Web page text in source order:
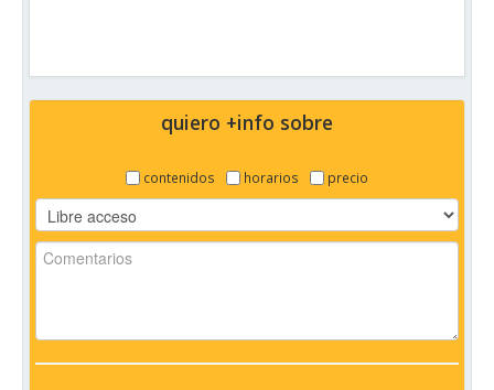
quiero +info sobre
contenidos horarios precio